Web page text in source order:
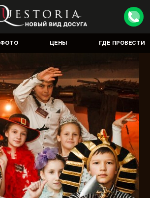
ФОТО ЦЕНЫ ГДЕ ПРОВЕСТИ